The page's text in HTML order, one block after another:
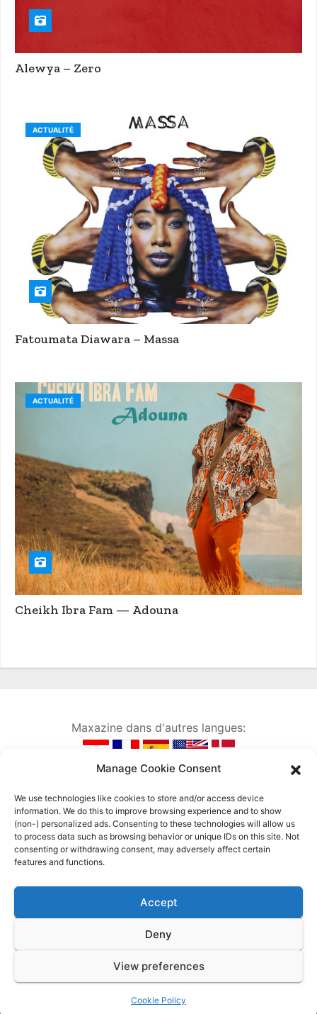
Manage Cookie Consent
We use technologies like cookies to store and/or access device
information. We do this to improve browsing experience and to show
(non-) personalized ads. Consenting to these technologies will allow us
to process data such as browsing behavior or unique IDs on this site. Not
consenting or withdrawing consent, may adversely affect certain
features and functions.
Accept
Deny
View preferences
Cookie Policy
Alewya – Zero
ACTUALITÉ
Fatoumata Diawara – Massa
ACTUALITÉ
Cheikh Ibra Fam — Adouna
Maxazine dans d'autres langues:
Proudly powered by WordPress Theme: Newses by